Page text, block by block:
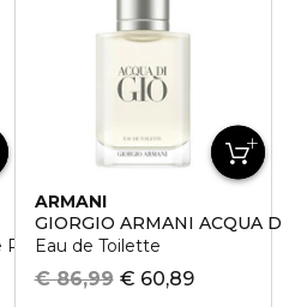
Parfum
ARMANI
GIORGIO ARMANI ACQUA
Eau de Toilette
€ 60,89
€ 86,99